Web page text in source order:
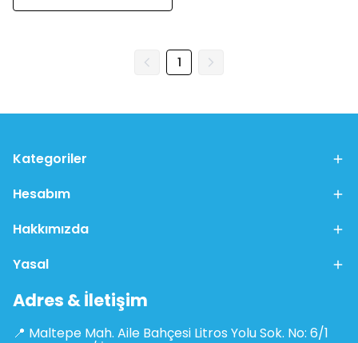
1
Kategoriler
Hesabım
Hakkımızda
Yasal
Adres & İletişim
📍 Maltepe Mah. Aile Bahçesi Litros Yolu Sok. No: 6/1